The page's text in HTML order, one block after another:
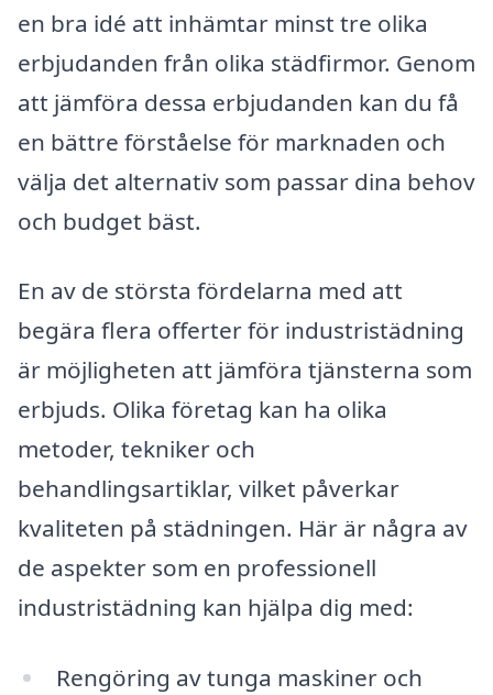
en bra idé att inhämtar minst tre olika
erbjudanden från olika städfirmor. Genom
att jämföra dessa erbjudanden kan du få
en bättre förståelse för marknaden och
välja det alternativ som passar dina behov
och budget bäst.
En av de största fördelarna med att
begära flera offerter för industristädning
är möjligheten att jämföra tjänsterna som
erbjuds. Olika företag kan ha olika
metoder, tekniker och
behandlingsartiklar, vilket påverkar
kvaliteten på städningen. Här är några av
de aspekter som en professionell
industristädning kan hjälpa dig med:
Rengöring av tunga maskiner och